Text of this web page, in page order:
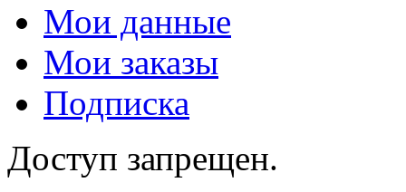
Мои данные
Мои заказы
Подписка
Доступ запрещен.